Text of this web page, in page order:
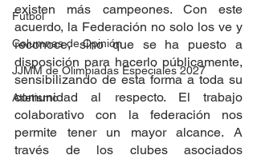
Fútbol
Columnas de Opinión
JJMM de Olimpiadas Especiales 2027
Atletismo
existen más campeones. Con este
acuerdo, la Federación no solo los ve y
reconoce, sino que se ha puesto a
disposición para hacerlo públicamente,
sensibilizando de esta forma a toda su
comunidad al respecto. El trabajo
colaborativo con la federación nos
permite tener un mayor alcance. A
través de los clubes asociados